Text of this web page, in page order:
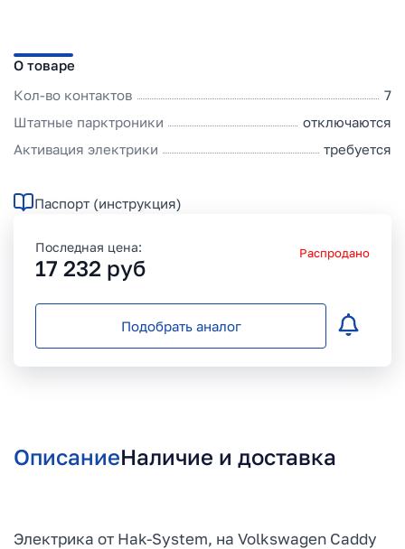
О товаре
Кол-во контактов
7
Штатные парктроники
отключаются
Активация электрики
требуется
Паспорт (инструкция)
Последная цена:
17 232 руб
Распродано
Подобрать аналог
ОписаниеНаличие и доставка
Электрика от Hak-System, на Volkswagen Caddy